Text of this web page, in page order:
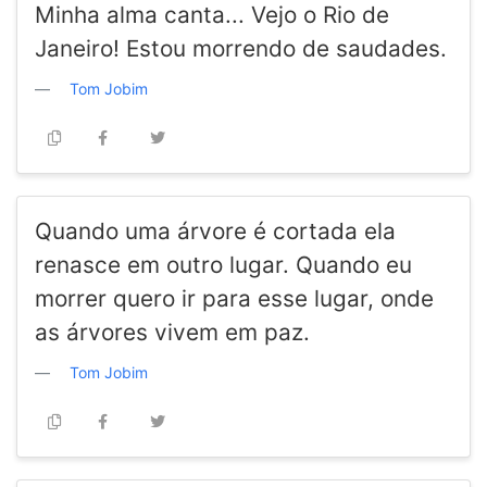
Minha alma canta... Vejo o Rio de
Janeiro! Estou morrendo de saudades.
Tom Jobim
Quando uma árvore é cortada ela
renasce em outro lugar. Quando eu
morrer quero ir para esse lugar, onde
as árvores vivem em paz.
Tom Jobim